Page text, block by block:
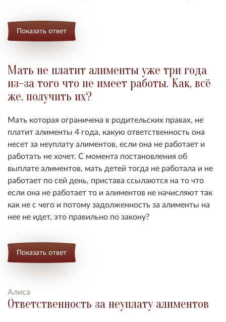
Показать ответ
Мать не платит алименты уже три года
из-за того что не имеет работы. Как, всё
же, получить их?
Мать которая ограничена в родительских правах, не
платит алименты 4 года, какую ответственность она
несет за неуплату алиментов, если она не работает и
работать не хочет. С момента постановления об
выплате алиментов, мать детей тогда не работала и не
работает по сей день, пристава ссылаются на то что
если она не работает то и алиментов не начисляют так
как не с чего и потому задолженность за алименты на
нее не идет, это правильно по закону?
Показать ответ
Алиса
Ответственность за неуплату алиментов